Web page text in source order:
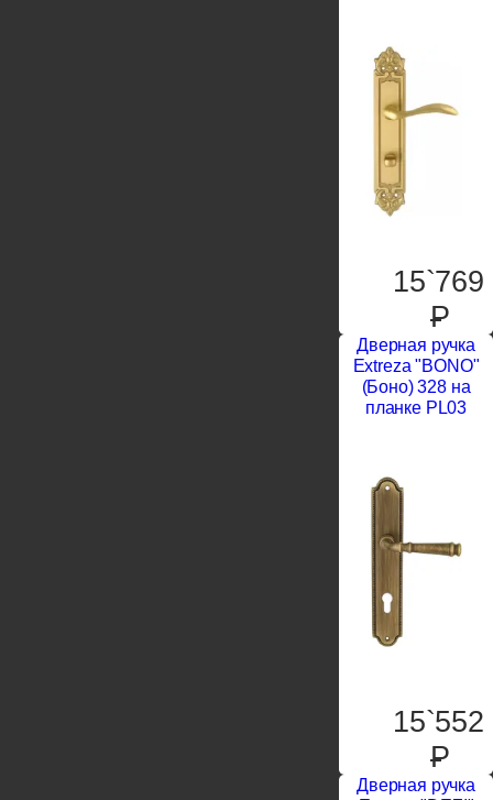
15`769
P
Дверная ручка
Extreza "BONO"
(Боно) 328 на
планке PL03
15`552
P
Дверная ручка